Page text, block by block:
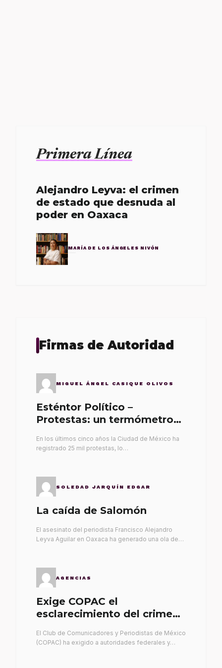
Primera Línea
Alejandro Leyva: el crimen
de estado que desnuda al
poder en Oaxaca
MARÍA DE LOS ÁNGELES NIVÓN
Firmas de Autoridad
MIGUEL ÁNGEL CASIQUE OLIVOS
Esténtor Político –
Protestas: un termómetro
En los últimos cinco años la Ciudad de México ha
registrado 25 mil protestas, lo…
SOLEDAD JARQUÍN EDGAR
La caída de Salomón
El asesinato del periodista Francisco Alejandro
Leyva Aguilar en Oaxaca ha generado una ola de…
AGENCIAS
Exige COPAC el
esclarecimiento del crimen
El Club de Comunicadores y Periodistas de México
(COPAC) ha exigido a autoridades federales y…